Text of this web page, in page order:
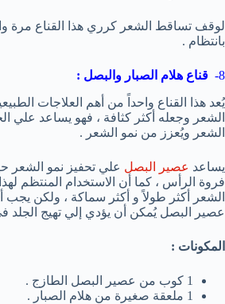
لوقف تساقط الشعر كرري هذا القناع مرة
بانتظام .
8-
قناع هلام الصبار والبصل :
يُعد هذا القناع واحداً من أهم العلاجات
الشعر وجعله أكثر كثافة ، فهو يساعد علي
الشعر ويُعزز من نمو الشعر .
يساعد عصير البصل علي تحفيز نمو الشعر
فروة الرأس ، كما أن الاستخدام المنتظم
الشعر أكثر طولاً و أكثر سماكة ، ولكن يجب
عصير البصل يُمكن أن يؤدي إلي تهيج الجلد
المكونات :
1 كوب من عصير البصل الطازج .
1 ملعقة صغيرة من هلام الصبار .